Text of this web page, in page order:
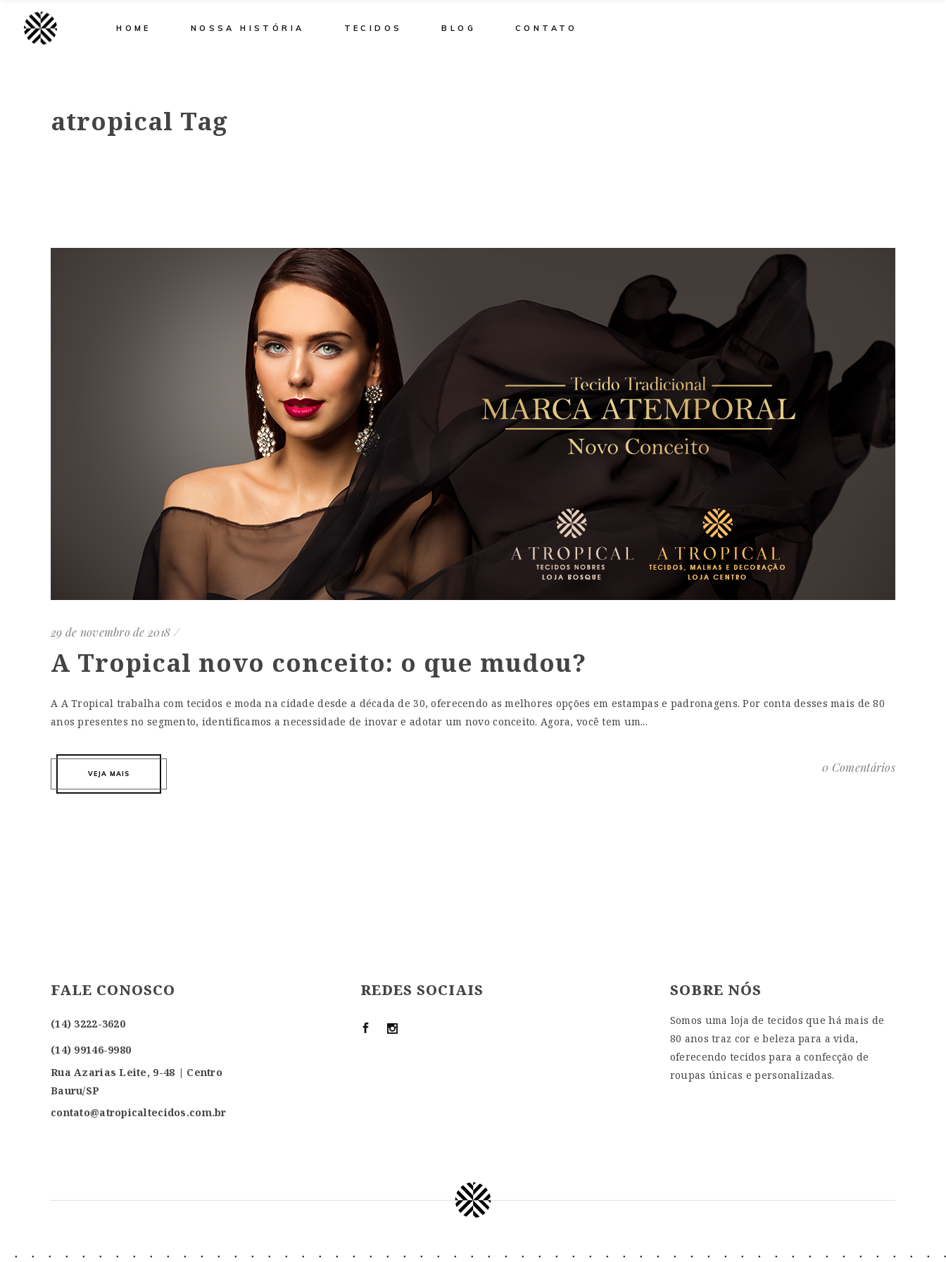
HOME NOSSA HISTÓRIA TECIDOS BLOG CONTATO
atropical Tag
29 de novembro de 2018
A Tropical novo conceito: o que mudou?
A A Tropical trabalha com tecidos e moda na cidade desde a década de 30, oferecendo as melhores opções em estampas e padronagens. Por conta desses mais de 80
anos presentes no segmento, identificamos a necessidade de inovar e adotar um novo conceito. Agora, você tem um...
VEJA MAIS 0 Comentários
FALE CONOSCO
(14) 3222-3620
(14) 99146-9980
Rua Azarias Leite, 9-48 | Centro
Bauru/SP
contato@atropicaltecidos.com.br
REDES SOCIAIS SOBRE NÓS
Somos uma loja de tecidos que há mais de
80 anos traz cor e beleza para a vida,
oferecendo tecidos para a confecção de
roupas únicas e personalizadas.